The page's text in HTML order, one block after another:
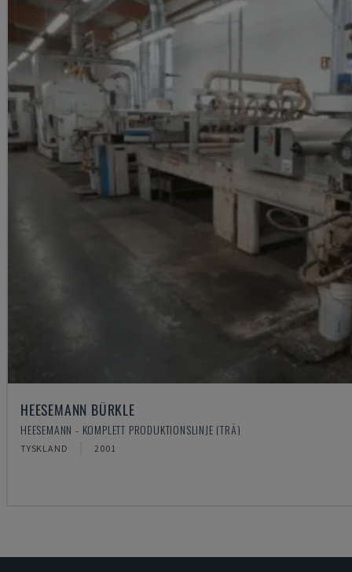
HEESEMANN BÜRKLE
HEESEMANN - KOMPLETT PRODUKTIONSLINJE (TRÄ)
TYSKLAND 2001